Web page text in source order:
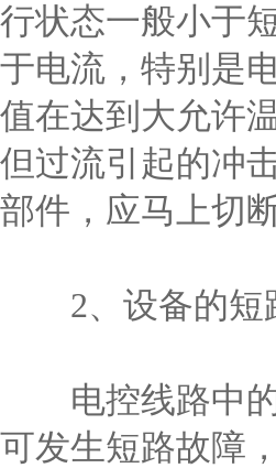
行状态一般小于
于电流，特别是
值在达到大允许
但过流引起的冲
部件，应马上切
2、设备的短
电控线路中的
可发生短路故障